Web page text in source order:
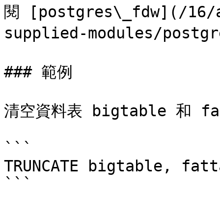
閱 [postgres\_fdw](/
supplied-modules/
### 範例
清空資料表 bigtable 和
```
TRUNCATE bigtable,
```